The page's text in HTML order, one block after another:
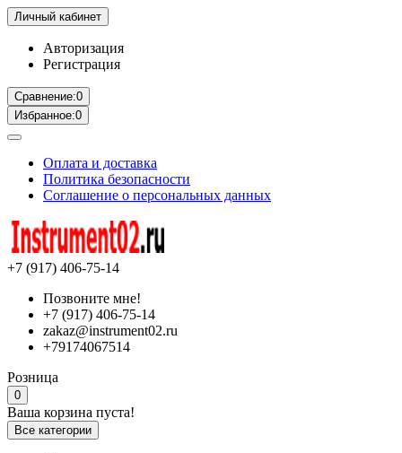
Личный кабинет
Авторизация
Регистрация
Сравнение:0
Избранное:0
Оплата и доставка
Политика безопасности
Соглашение о персональных данных
+7 (917) 406-75-14
Позвоните мне!
+7 (917) 406-75-14
zakaz@instrument02.ru
+79174067514
Розница
0
Ваша корзина пуста!
Все категории